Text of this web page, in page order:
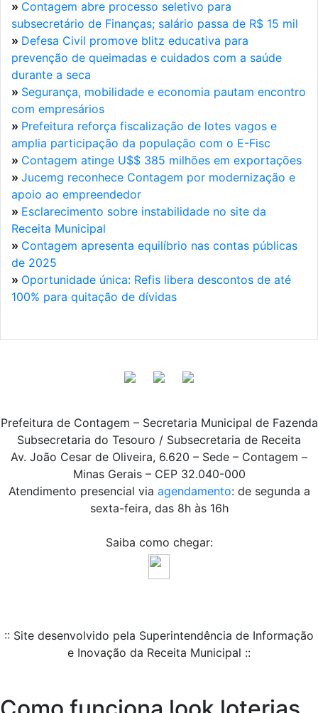
» Contagem abre processo seletivo para
subsecretário de Finanças; salário passa de R$ 15 mil
» Defesa Civil promove blitz educativa para
prevenção de queimadas e cuidados com a saúde
durante a seca
» Segurança, mobilidade e economia pautam encontro
com empresários
» Prefeitura reforça fiscalização de lotes vagos e
amplia participação da população com o E-Fisc
» Contagem atinge U$$ 385 milhões em exportações
» Jucemg reconhece Contagem por modernização e
apoio ao empreendedor
» Esclarecimento sobre instabilidade no site da
Receita Municipal
» Contagem apresenta equilíbrio nas contas públicas
de 2025
» Oportunidade única: Refis libera descontos de até
100% para quitação de dívidas
Prefeitura de Contagem – Secretaria Municipal de Fazenda
Subsecretaria do Tesouro / Subsecretaria de Receita
Av. João Cesar de Oliveira, 6.620 – Sede – Contagem –
Minas Gerais – CEP 32.040-000
Atendimento presencial via agendamento: de segunda a
sexta-feira, das 8h às 16h
Saiba como chegar:
:: Site desenvolvido pela Superintendência de Informação
e Inovação da Receita Municipal ::